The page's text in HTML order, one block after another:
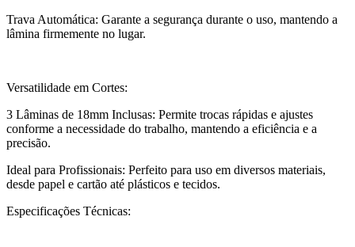
Trava Automática: Garante a segurança durante o uso, mantendo a
lâmina firmemente no lugar.
Versatilidade em Cortes:
3 Lâminas de 18mm Inclusas: Permite trocas rápidas e ajustes
conforme a necessidade do trabalho, mantendo a eficiência e a
precisão.
Ideal para Profissionais: Perfeito para uso em diversos materiais,
desde papel e cartão até plásticos e tecidos.
Especificações Técnicas: